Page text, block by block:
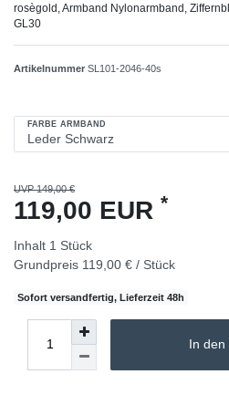
rosègold, Armband Nylonarmband,
GL30
Artikelnummer SL101-2046-40s
FARBE ARMBAND
UVP 149,00 €
119,00 EUR *
Inhalt 1 Stück
Grundpreis 119,00 € / Stück
Sofort versandfertig, Lieferzeit 48h
In den